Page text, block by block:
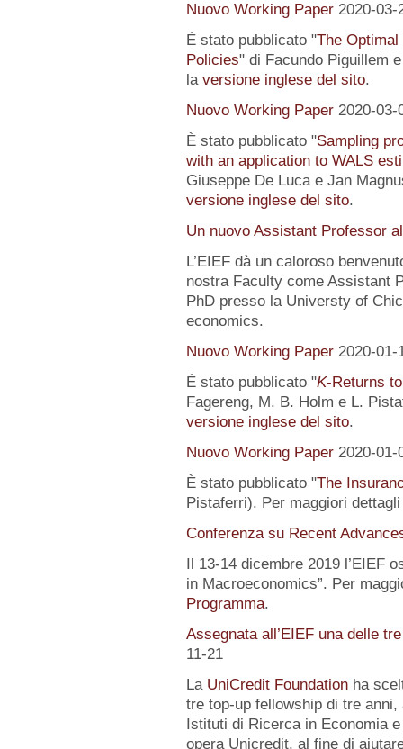
Nuovo Working Paper 2020-03-
È stato pubblicato "The Optimal
Policies" di Facundo Piguillem
la versione inglese del sito.
Nuovo Working Paper 2020-03-
È stato pubblicato "Sampling
with an application to WALS
Giuseppe De Luca e Jan
versione inglese del sito.
Un nuovo Assistant Professor
L’EIEF dà un caloroso
nostra Faculty come Assistant
PhD presso la Universty of
economics.
Nuovo Working Paper 2020-01-
È stato pubblicato "K-Returns
Fagereng, M. B. Holm e L.
versione inglese del sito.
Nuovo Working Paper 2020-01-
È stato pubblicato "The
Pistaferri). Per maggiori
Conferenza su Recent
Il 13-14 dicembre 2019 l’EIEF
in Macroeconomics”. Per
Programma.
Assegnata all’EIEF una delle
11-21
La UniCredit Foundationha
tre top-up fellowship di tre
Istituti di Ricerca in Economia
opera Unicredit, al fine di